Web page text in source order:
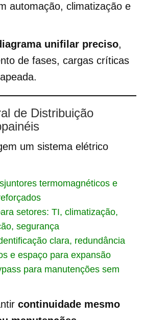
automação, climatização e
unifilar preciso,
de fases, cargas críticas
de Distribuição
um sistema elétrico
termomagnéticos e
setores: TI, climatização,
segurança
clara, redundância
e espaço para expansão
para manutenções sem
continuidade mesmo